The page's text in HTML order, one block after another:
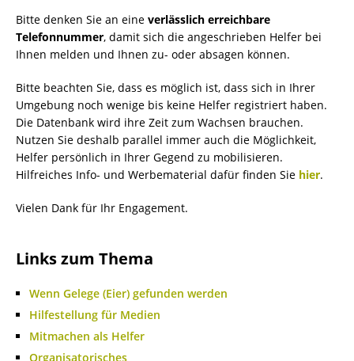
Bitte denken Sie an eine verlässlich erreichbare
Telefonnummer, damit sich die angeschrieben Helfer bei
Ihnen melden und Ihnen zu- oder absagen können.
Bitte beachten Sie, dass es möglich ist, dass sich in Ihrer
Umgebung noch wenige bis keine Helfer registriert haben.
Die Datenbank wird ihre Zeit zum Wachsen brauchen.
Nutzen Sie deshalb parallel immer auch die Möglichkeit,
Helfer persönlich in Ihrer Gegend zu mobilisieren.
Hilfreiches Info- und Werbematerial dafür finden Sie hier.
Vielen Dank für Ihr Engagement.
Links zum Thema
Wenn Gelege (Eier) gefunden werden
Hilfestellung für Medien
Mitmachen als Helfer
Organisatorisches